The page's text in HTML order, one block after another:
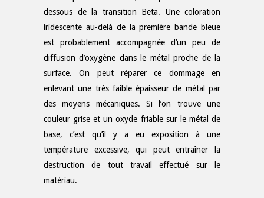
dessous de la transition Beta. Une coloration
iridescente au-delà de la première bande bleue
est probablement accompagnée d’un peu de
diffusion d’oxygène dans le métal proche de la
surface. On peut réparer ce dommage en
enlevant une très faible épaisseur de métal par
des moyens mécaniques. Si l’on trouve une
couleur grise et un oxyde friable sur le métal de
base, c’est qu’il y a eu exposition à une
température excessive, qui peut entraîner la
destruction de tout travail effectué sur le
matériau.